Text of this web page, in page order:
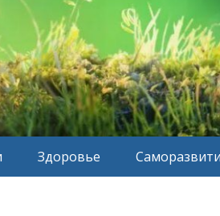
Здоровье